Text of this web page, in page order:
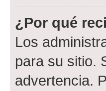
¿Por qué
Los
para su sitio.
advertencia.